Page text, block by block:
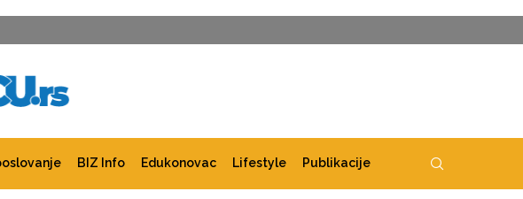
BIZ Info Edukonovac Lifestyle Publikacije